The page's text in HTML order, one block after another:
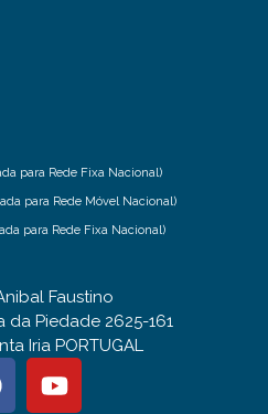
para Rede Fixa Nacional)
para Rede Móvel Nacional)
para Rede Fixa Nacional)
Faustino
da Piedade 2625-161
Iria PORTUGAL